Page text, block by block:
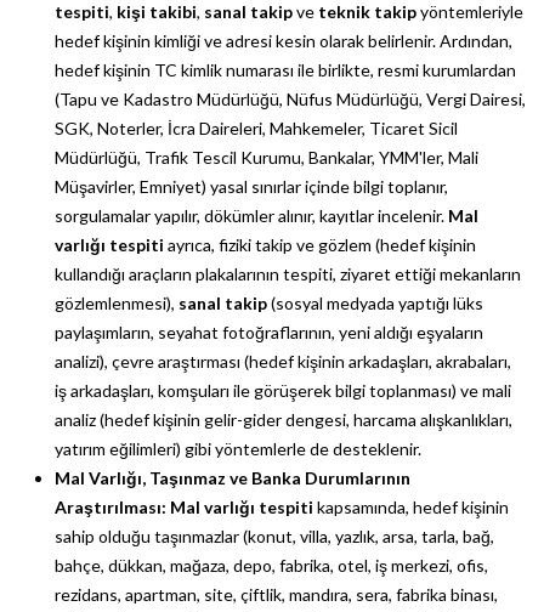
tespiti, kişi takibi, sanal takipve teknik takipyöntemleriyle
hedef kişinin kimliği ve adresi kesin olarak belirlenir. Ardından,
hedef kişinin TC kimlik numarası ile birlikte, resmi kurumlardan
(Tapu ve Kadastro Müdürlüğü, Nüfus Müdürlüğü, Vergi Dairesi,
SGK, Noterler, İcra Daireleri, Mahkemeler, Ticaret Sicil
Müdürlüğü, Trafik Tescil Kurumu, Bankalar, YMM'ler, Mali
Müşavirler, Emniyet) yasal sınırlar içinde bilgi toplanır,
sorgulamalar yapılır, dökümler alınır, kayıtlar incelenir. Mal
varlığı tespiti ayrıca, fiziki takip ve gözlem (hedef kişinin
kullandığı araçların plakalarının tespiti, ziyaret ettiği mekanların
gözlemlenmesi), sanal takip(sosyal medyada yaptığı lüks
paylaşımların, seyahat fotoğraflarının, yeni aldığı eşyaların
analizi), çevre araştırması (hedef kişinin arkadaşları, akrabaları,
iş arkadaşları, komşuları ile görüşerek bilgi toplanması) ve mali
analiz (hedef kişinin gelir-gider dengesi, harcama alışkanlıkları,
yatırım eğilimleri) gibi yöntemlerle de desteklenir.
Mal Varlığı, Taşınmaz ve Banka Durumlarının
Araştırılması: Mal varlığı tespiti kapsamında, hedef kişinin
sahip olduğu taşınmazlar (konut, villa, yazlık, arsa, tarla, bağ,
bahçe, dükkan, mağaza, depo, fabrika, otel, iş merkezi, ofis,
rezidans, apartman, site, çiftlik, mandıra, sera, fabrika binası,